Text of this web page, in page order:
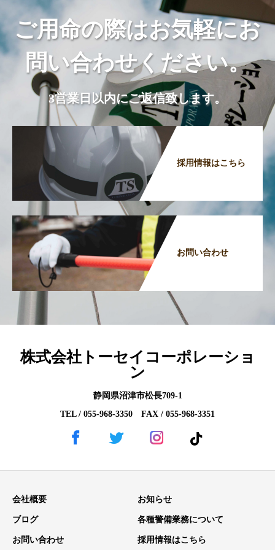
ご用命の際はお気軽にお
問い合わせください。
3営業日以内にご返信致します。
採用情報はこちら
お問い合わせ
株式会社トーセイコーポレーショ
ン
静岡県沼津市松長709-1
TEL / 055-968-3350 FAX / 055-968-3351
会社概要 お知らせ
ブログ 各種警備業務について
お問い合わせ 採用情報はこちら